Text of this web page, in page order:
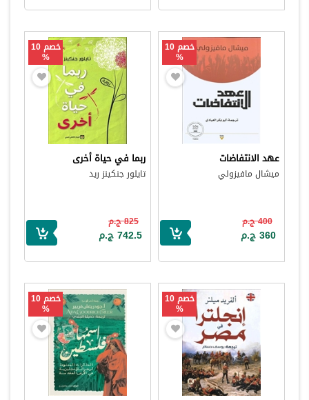
خصم 10
%
عهد الانتفاضات
ميشال مافيزولي
400 ج.م
360 ج.م
خصم 10
%
ربما في حياة أخرى
تايلور جنكينز ريد
825 ج.م
742.5 ج.م
خصم 10
%
خصم 10
%